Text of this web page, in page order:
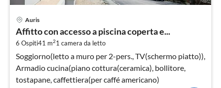
Auris
Affitto con accesso a piscina coperta e...
6 Ospiti41 m21 camera da letto
Soggiorno(letto a muro per 2-pers., TV(schermo piatto)),
Armadio cucina(piano cottura(ceramica), bollitore,
tostapane, caffettiera(per caffé americano)